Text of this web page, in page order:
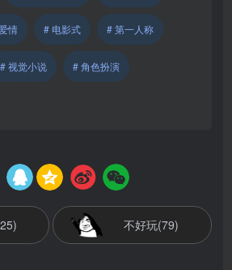
情 # 电影式 # 第一人称
# 视觉小说 # 角色扮演
不好玩(79)